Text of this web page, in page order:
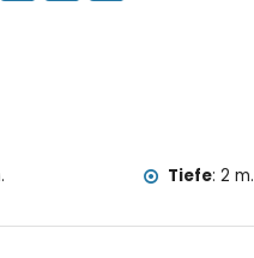
Ort (Histórico de
Tiefe: 2 m.